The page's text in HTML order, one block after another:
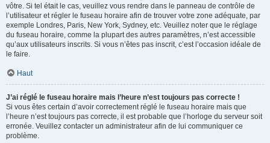
vôtre. Si tel était le cas, veuillez vous rendre dans le panneau de contrôle de
l’utilisateur et régler le fuseau horaire afin de trouver votre zone adéquate, par
exemple Londres, Paris, New York, Sydney, etc. Veuillez noter que le réglage
du fuseau horaire, comme la plupart des autres paramètres, n’est accessible
qu’aux utilisateurs inscrits. Si vous n’êtes pas inscrit, c’est l’occasion idéale de
le faire.
Haut
J’ai réglé le fuseau horaire mais l’heure n’est toujours pas correcte !
Si vous êtes certain d’avoir correctement réglé le fuseau horaire mais que
l’heure n’est toujours pas correcte, il est probable que l’horloge du serveur soit
erronée. Veuillez contacter un administrateur afin de lui communiquer ce
problème.